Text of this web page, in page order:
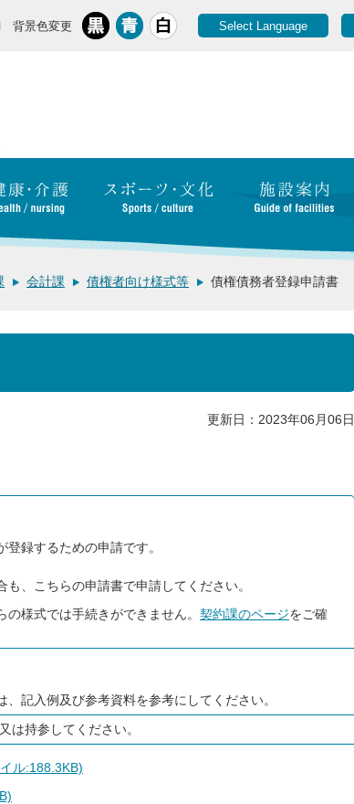
背景色変更 Select Language
会計課 債権者向け様式等 債権債務者登録申請書
更新日：2023年06月06日
録するための申請です。
、こちらの申請書で申請してください。
様式では手続きができません。 契約課のページをご確
記入例及び参考資料を参考にしてください。
は持参してください。
ル:188.3KB)